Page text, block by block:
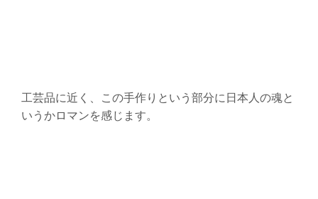
工芸品に近く、この手作りという部分に日本人の魂と
いうかロマンを感じます。